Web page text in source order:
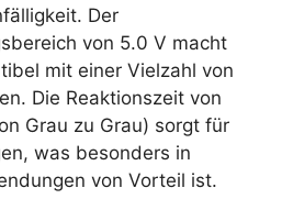
Der
von 5.0 V macht
mit einer Vielzahl von
Die Reaktionszeit von
Grau zu Grau) sorgt für
was besonders in
von Vorteil ist.